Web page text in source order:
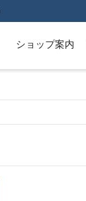
ショップ案内